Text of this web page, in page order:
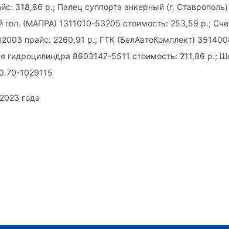
318,86 р.; Палец суппорта анкерный (г.
(МАПРА) 1311010-53205 стоимость: 253,59 р.;
прайс: 2260,91 р.; ГТК (БелАвтоКомплект)
гидроцилиндра 8603147-5511 стоимость: 211,86 р.;
1029115
года